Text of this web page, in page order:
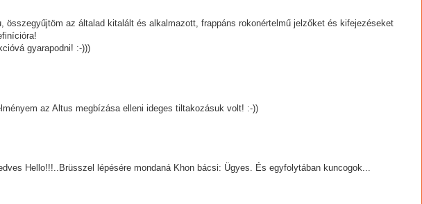
összegyűjtöm az általad kitalált és alkalmazott, frappáns rokonértelmű jelzőket és kifejezéseket
gyarapodni! :-)))
az Altus megbízása elleni ideges tiltakozásuk volt! :-))
Hello!!!..Brüsszel lépésére mondaná Khon bácsi: Ügyes. És egyfolytában kuncogok...